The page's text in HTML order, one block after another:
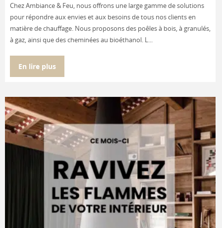
Chez Ambiance & Feu, nous offrons une large gamme de solutions
pour répondre aux envies et aux besoins de tous nos clients en
matière de chauffage. Nous proposons des poêles à bois, à granulés,
à gaz, ainsi que des cheminées au bioéthanol. L...
En lire plus